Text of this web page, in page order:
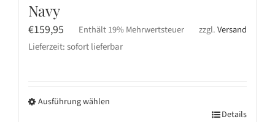
Navy
€159,95 Enthält 19% Mehrwertsteuer zzgl.Versand
Lieferzeit: sofort lieferbar
Ausführung wählen
Details